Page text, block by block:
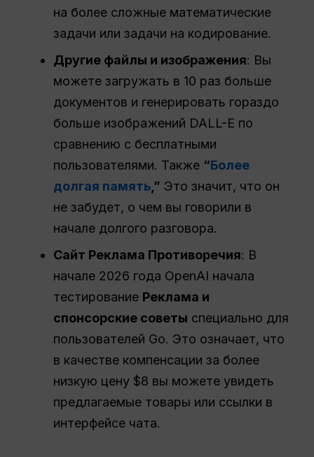
на более сложные математические
задачи или задачи на кодирование.
Другие файлы и изображения: Вы
можете загружать в 10 раз больше
документов и генерировать гораздо
больше изображений DALL-E по
сравнению с бесплатными
пользователями. Также “Более
долгая память,” Это значит, что он
не забудет, о чем вы говорили в
начале долгого разговора.
Сайт Реклама Противоречия: В
начале 2026 года OpenAI начала
тестирование Реклама и
спонсорские советы специально для
пользователей Go. Это означает, что
в качестве компенсации за более
низкую цену $8 вы можете увидеть
предлагаемые товары или ссылки в
интерфейсе чата.